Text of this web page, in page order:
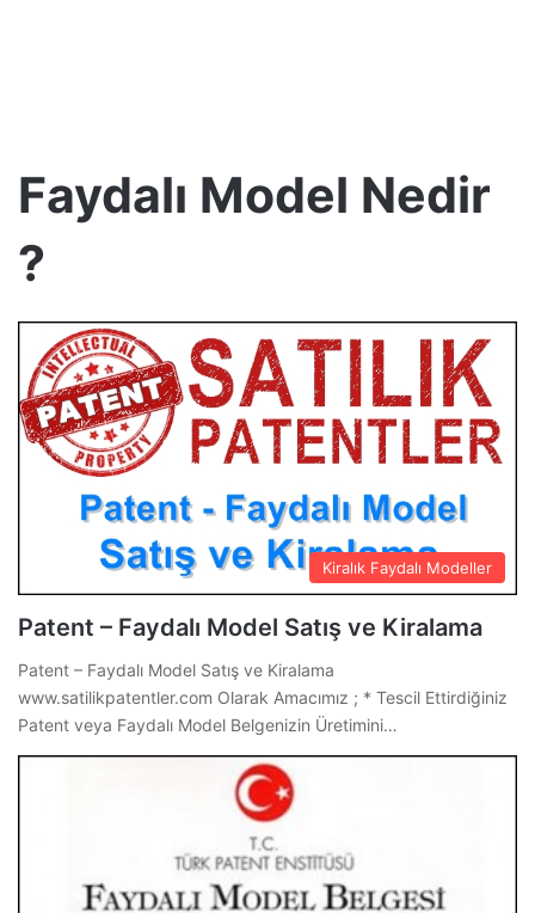
Faydalı Model Nedir
?
Kiralık Faydalı Modeller
Patent – Faydalı Model Satış ve Kiralama
Patent – Faydalı Model Satış ve Kiralama
www.satilikpatentler.com Olarak Amacımız ; * Tescil Ettirdiğiniz
Patent veya Faydalı Model Belgenizin Üretimini…